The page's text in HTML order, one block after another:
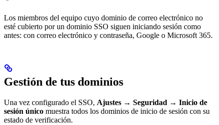
Los miembros del equipo cuyo dominio de correo electrónico no
esté cubierto por un dominio SSO siguen iniciando sesión como
antes: con correo electrónico y contraseña, Google o Microsoft 365.
Gestión de tus dominios
Una vez configurado el SSO, Ajustes → Seguridad → Inicio de
sesión único muestra todos los dominios de inicio de sesión con su
estado de verificación.